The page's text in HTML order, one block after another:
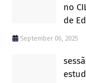
no
de
September 06, 2025